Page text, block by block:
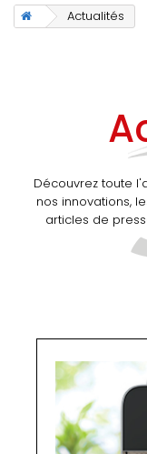
Actualités
Découvrez toute
nos innovations,
articles de